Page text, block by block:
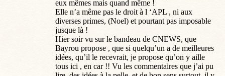
eux mêmes mais quand même !
Elle n’a même pas le droit à l ‘APL , ni aux
diverses primes, (Noel) et pourtant pas imposable
jusque là !
Hier soir vu sur le bandeau de CNEWS, que
Bayrou propose , que si quelqu’un a de meilleures
idées, qu’il le recevrait, je propose qu’on y aille
tous ici , en car !! Vu les commentaires que j’ai pu